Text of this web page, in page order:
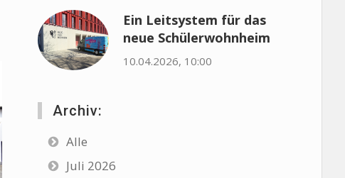
Ein Leitsystem für das
neue Schülerwohnheim
10.04.2026, 10:00
Archiv:
Alle
Juli 2026